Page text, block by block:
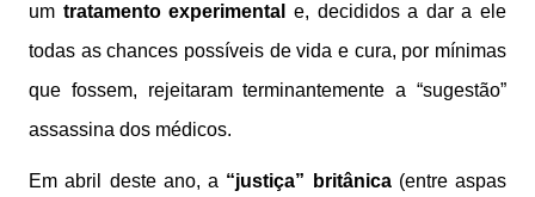
um tratamento experimental
e, decididos a dar a ele
todas as chances possíveis de vida e cura, por mínimas
que fossem, rejeitaram terminantemente a “sugestão”
assassina dos médicos.
Em abril deste ano, a “justiça” britânica(entre aspas